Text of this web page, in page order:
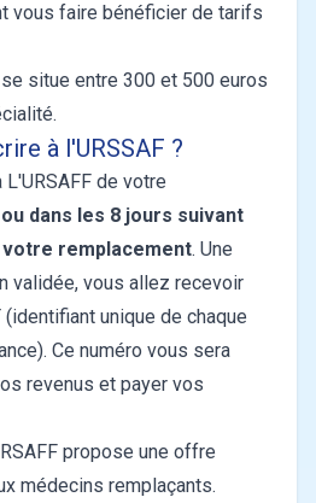
vous faire bénéficier de tarifs
situe entre 300 et 500 euros
à l'URSSAF ?
de votre
dans les 8 jours suivant
remplacement. Une
validée, vous allez recevoir
(identifiant unique de chaque
Ce numéro vous sera
revenus et payer vos
propose une offre
médecins remplaçants.